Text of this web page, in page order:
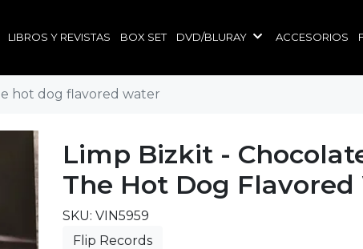
LIBROS Y REVISTAS BOX SET DVD/BLURAY ACCESORIOS
hot dog flavored water
Limp Bizkit -
The Hot Dog Flavored
SKU: VIN5959
Flip Records